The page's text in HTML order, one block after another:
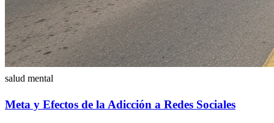
salud mental
Meta y Efectos de la Adicción a Redes Sociales